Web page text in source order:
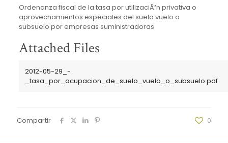
Ordenanza fiscal de la tasa por utilizaciÃ³n privativa o
aprovechamientos especiales del suelo vuelo o
subsuelo por empresas suministradoras
Attached Files
2012-05-29_-
_tasa_por_ocupacion_de_suelo_vuelo_o_subsuelo.pdf
Compartir 0